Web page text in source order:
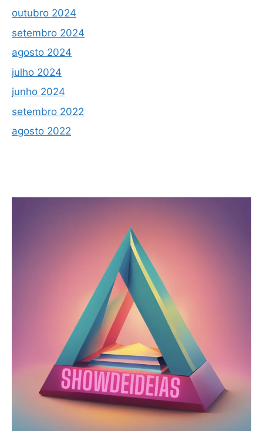
outubro 2024
setembro 2024
agosto 2024
julho 2024
junho 2024
setembro 2022
agosto 2022